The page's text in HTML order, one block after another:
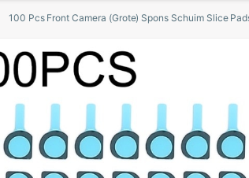
100 Pcs Front Camera (Grote) Spons Schuim Slice